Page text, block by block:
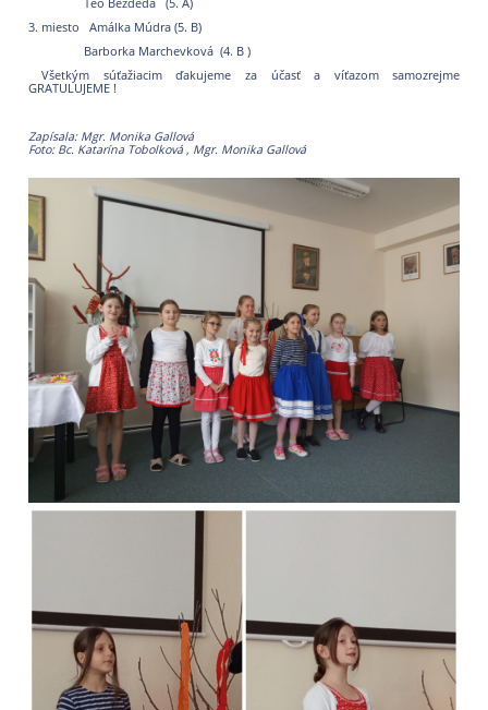
Teo Bezdeda (5. A)
3. miesto Amálka Múdra (5. B)
Barborka Marchevková (4. B )
Všetkým súťažiacim ďakujeme za účasť a víťazom samozrejme
GRATULUJEME !
Zapísala: Mgr. Monika Gallová
Foto: Bc. Katarína Tobolková , Mgr. Monika Gallová